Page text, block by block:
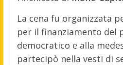
La cena fu organizzata
per il finanziamento del
democratico e alla
partecipò nella vesti di